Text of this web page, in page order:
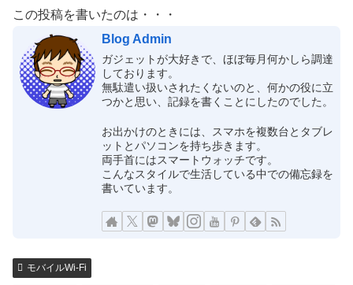
この投稿を書いたのは・・・
Blog Admin
ガジェットが大好きで、ほぼ毎月何かしら調達
しております。
無駄遣い扱いされたくないのと、何かの役に立
つかと思い、記録を書くことにしたのでした。
お出かけのときには、スマホを複数台とタブレ
ットとパソコンを持ち歩きます。
両手首にはスマートウォッチです。
こんなスタイルで生活している中での備忘録を
書いています。
モバイルWi-Fi